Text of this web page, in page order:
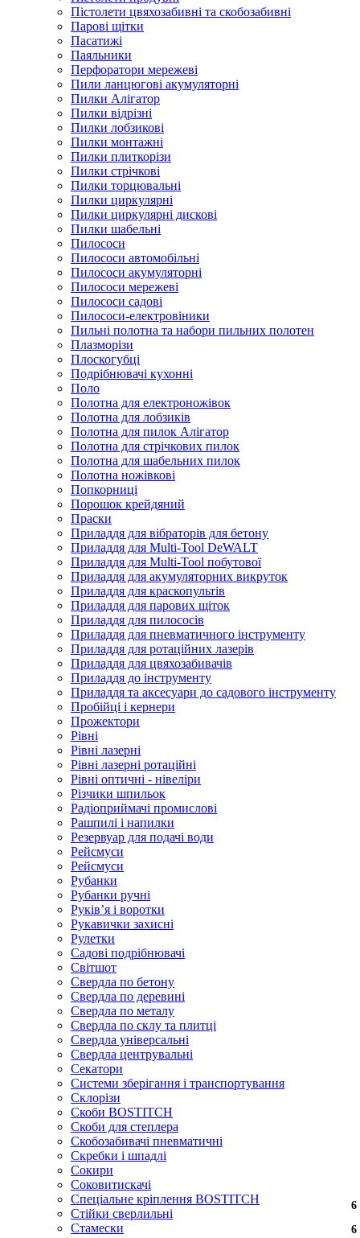
Пістолети цвяхозабивні та скобозабивні
Парові щітки
Пасатижі
Паяльники
Перфоратори мережеві
Пили ланцюгові акумуляторні
Пилки Алігатор
Пилки відрізні
Пилки лобзикові
Пилки монтажні
Пилки плиткорізи
Пилки стрічкові
Пилки торцювальні
Пилки циркулярні
Пилки циркулярні дискові
Пилки шабельні
Пилососи
Пилососи автомобільні
Пилососи акумуляторні
Пилососи мережеві
Пилососи садові
Пилососи-електровіники
Пильні полотна та набори пильних полотен
Плазморізи
Плоскогубці
Подрібнювачі кухонні
Поло
Полотна для електроножівок
Полотна для лобзиків
Полотна для пилок Алігатор
Полотна для стрічкових пилок
Полотна для шабельних пилок
Полотна ножівкові
Попкорниці
Порошок крейдяний
Праски
Приладдя для вібраторів для бетону
Приладдя для Multi-Tool DeWALT
Приладдя для Multi-Tool побутової
Приладдя для акумуляторних викруток
Приладдя для краскопультів
Приладдя для парових щіток
Приладдя для пилососів
Приладдя для пневматичного інструменту
Приладдя для ротаційних лазерів
Приладдя для цвяхозабивачів
Приладдя до інструменту
Приладдя та аксесуари до садового інструменту
Пробійці і кернери
Прожектори
Рівні
Рівні лазерні
Рівні лазерні ротаційні
Рівні оптичні - нівеліри
Різчики шпильок
Радіоприймачі промислові
Рашпилі і напилки
Резервуар для подачі води
Рейсмуси
Рейсмуси
Рубанки
Рубанки ручні
Руківʼя і воротки
Рукавички захисні
Рулетки
Садові подрібнювачі
Світшот
Свердла по бетону
Свердла по деревині
Свердла по металу
Свердла по склу та плитці
Свердла універсальні
Свердла центрувальні
Секатори
Системи зберігання і транспортування
Склорізи
Скоби BOSTITCH
Скоби для степлера
Скобозабивачі пневматичні
Скребки і шпадлі
Сокири
Соковитискачі
Спеціальне кріплення BOSTITCH
Стійки сверлильні
Стамески
6
6
6
6
6
6
6
6
6
6